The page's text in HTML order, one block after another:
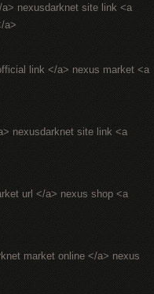
nexusdarknet site link <a
a>
link </a> nexus market <a
nexusdarknet site link <a
url </a> nexus shop <a
market online </a> nexus